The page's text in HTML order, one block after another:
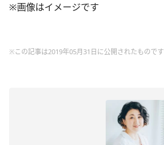
※画像はイメージです
※この記事は2019年05月31日に公開されたものです